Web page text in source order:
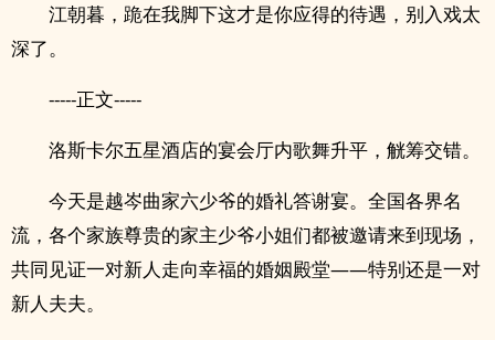
江朝暮，跪在我脚下这才是你应得的待遇，别入戏太
深了。
-----正文-----
洛斯卡尔五星酒店的宴会厅内歌舞升平，觥筹交错。
今天是越岑曲家六少爷的婚礼答谢宴。全国各界名
流，各个家族尊贵的家主少爷小姐们都被邀请来到现场，
共同见证一对新人走向幸福的婚姻殿堂——特别还是一对
新人夫夫。